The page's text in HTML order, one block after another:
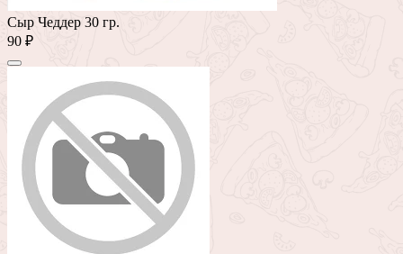
Сыр Чеддер 30 гр.
90 ₽